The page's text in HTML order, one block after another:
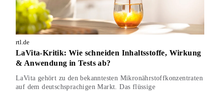
rtl.de
LaVita-Kritik: Wie schneiden Inhaltsstoffe, Wirkung
& Anwendung in Tests ab?
LaVita gehört zu den bekanntesten Mikronährstoffkonzentraten
auf dem deutschsprachigen Markt. Das flüssige